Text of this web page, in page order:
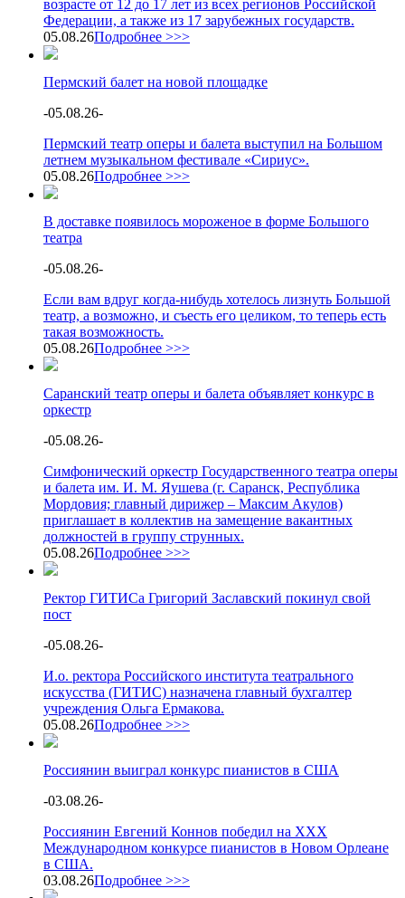
возрасте от 12 до 17 лет из всех регионов Российской
Федерации, а также из 17 зарубежных государств.
05.08.26Подробнее >>>
Пермский балет на новой площадке
-05.08.26-
Пермский театр оперы и балета выступил на Большом
летнем музыкальном фестивале «Сириус».
05.08.26Подробнее >>>
В доставке появилось мороженое в форме Большого
театра
-05.08.26-
Если вам вдруг когда-нибудь хотелось лизнуть Большой
театр, а возможно, и съесть его целиком, то теперь есть
такая возможность.
05.08.26Подробнее >>>
Саранский театр оперы и балета объявляет конкурс в
оркестр
-05.08.26-
Симфонический оркестр Государственного театра оперы
и балета им. И. М. Яушева (г. Саранск, Республика
Мордовия; главный дирижер – Максим Акулов)
приглашает в коллектив на замещение вакантных
должностей в группу струнных.
05.08.26Подробнее >>>
Ректор ГИТИСа Григорий Заславский покинул свой
пост
-05.08.26-
И.о. ректора Российского института театрального
искусства (ГИТИС) назначена главный бухгалтер
учреждения Ольга Ермакова.
05.08.26Подробнее >>>
Россиянин выиграл конкурс пианистов в США
-03.08.26-
Россиянин Евгений Коннов победил на XXX
Международном конкурсе пианистов в Новом Орлеане
в США.
03.08.26Подробнее >>>